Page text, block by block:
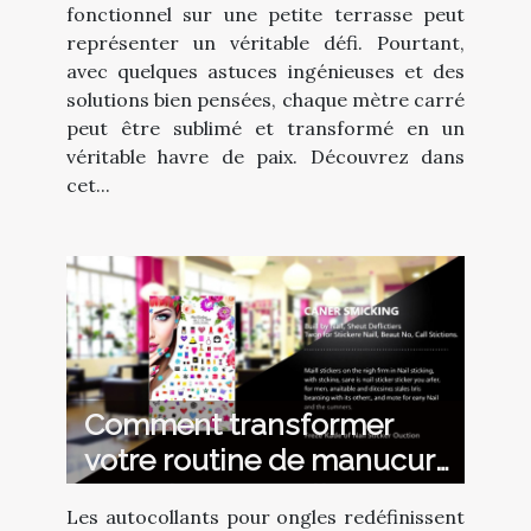
fonctionnel sur une petite terrasse peut
représenter un véritable défi. Pourtant,
avec quelques astuces ingénieuses et des
solutions bien pensées, chaque mètre carré
peut être sublimé et transformé en un
véritable havre de paix. Découvrez dans
cet...
Comment transformer
votre routine de manucure
avec des autocollants ?
Les autocollants pour ongles redéfinissent